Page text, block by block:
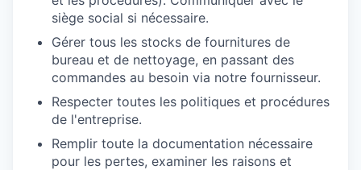
siège social si nécessaire.
Gérer tous les stocks de fournitures de
bureau et de nettoyage, en passant des
commandes au besoin via notre fournisseur.
Respecter toutes les politiques et procédures
de l'entreprise.
Remplir toute la documentation nécessaire
pour les pertes, examiner les raisons et